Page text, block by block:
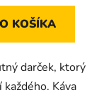
KOŠÍKA
darček, ktorý
každého. Káva